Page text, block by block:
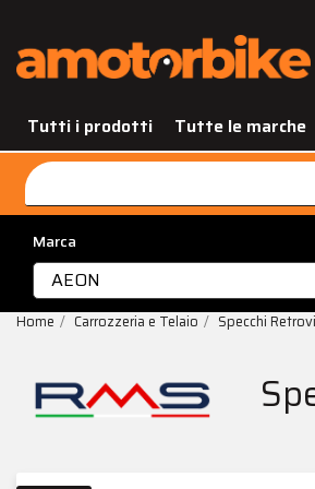
Tutti i prodotti Tutte le marche
Marca
AEON
Home Carrozzeria e Telaio Specchi